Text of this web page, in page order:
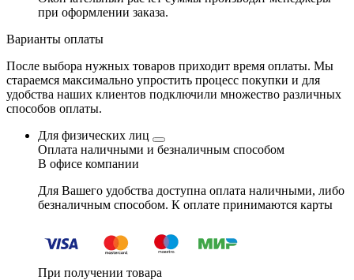
при оформлении заказа.
Варианты оплаты
После выбора нужных товаров приходит время оплаты. Мы
стараемся максимально упростить процесс покупки и для
удобства наших клиентов подключили множество различных
способов оплаты.
Для физических лиц
Оплата наличными и безналичным способом
В офисе компании
Для Вашего удобства доступна оплата наличными, либо
безналичным способом. К оплате принимаются карты
При получении товара